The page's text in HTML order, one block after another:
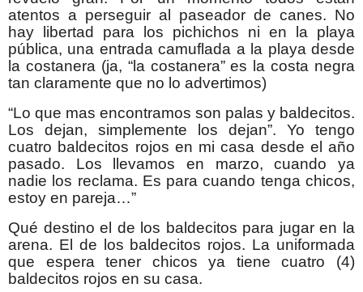
atentos a perseguir al paseador de canes. No
hay libertad para los pichichos ni en la playa
pública, una entrada camuflada a la playa desde
la costanera (ja, “la costanera” es la costa negra
tan claramente que no lo advertimos)
“Lo que mas encontramos son palas y baldecitos.
Los dejan, simplemente los dejan”. Yo tengo
cuatro baldecitos rojos en mi casa desde el año
pasado. Los llevamos en marzo, cuando ya
nadie los reclama. Es para cuando tenga chicos,
estoy en pareja…”
Qué destino el de los baldecitos para jugar en la
arena. El de los baldecitos rojos. La uniformada
que espera tener chicos ya tiene cuatro (4)
baldecitos rojos en su casa.